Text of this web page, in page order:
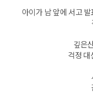
아이가 남 앞에 서고
깊은
걱정 대